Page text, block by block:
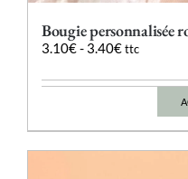
Bougie personnalisée
3.10€- 3.40€ ttc